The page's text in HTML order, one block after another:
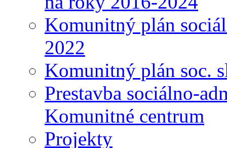
Komunitný plán
2022
Komunitný plán soc.
Prestavba sociálno-
Komunitné centrum
Projekty